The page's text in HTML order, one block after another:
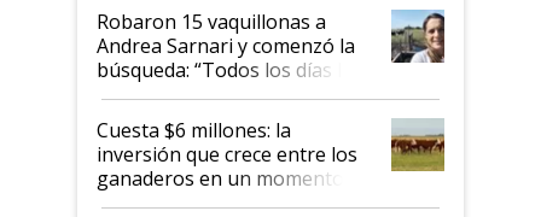
Robaron 15 vaquillonas a
Andrea Sarnari y comenzó la
búsqueda: “Todos los días le
toca a algún productor”
Cuesta $6 millones: la
inversión que crece entre los
ganaderos en un momento
histórico para la actividad